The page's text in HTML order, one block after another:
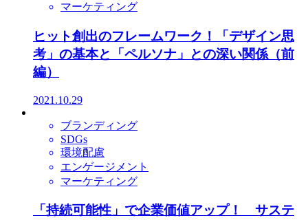
マーケティング
ヒット創出のフレームワーク！「デザイン思
考」の基本と「ペルソナ」との深い関係（前
編）
2021.10.29
ブランディング
SDGs
環境配慮
エンゲージメント
マーケティング
「持続可能性」で企業価値アップ！ サステ